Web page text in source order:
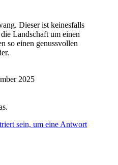
Dieser ist keinesfalls
Landschaft um einen
so einen genussvollen
2025
sein, um eine Antwort